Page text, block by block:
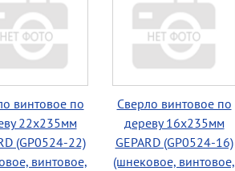
винтовое по
22х235мм
(GP0524-22)
винтовое,
Сверло винтовое по
дереву 16х235мм
GEPARD (GP0524-16)
(шнековое, винтовое,